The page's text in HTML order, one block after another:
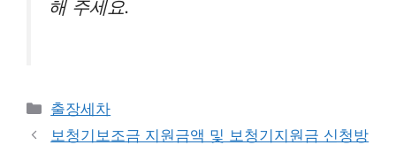
해 주세요.
Categories
출장세차
보청기보조금 지원금액 및 보청기지원금 신청방